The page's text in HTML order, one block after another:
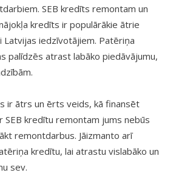
SEB kredīts remontam un
kredīts ir populārākie ātrie
Latvijas iedzīvotājiem. Patēriņa
palīdzēs atrast labāko piedāvājumu,
ir ātrs un ērts veids, kā finansēt
SEB kredītu remontam jums nebūs
remontdarbus. Jāizmanto arī
kredītu, lai atrastu vislabāko un
sev.